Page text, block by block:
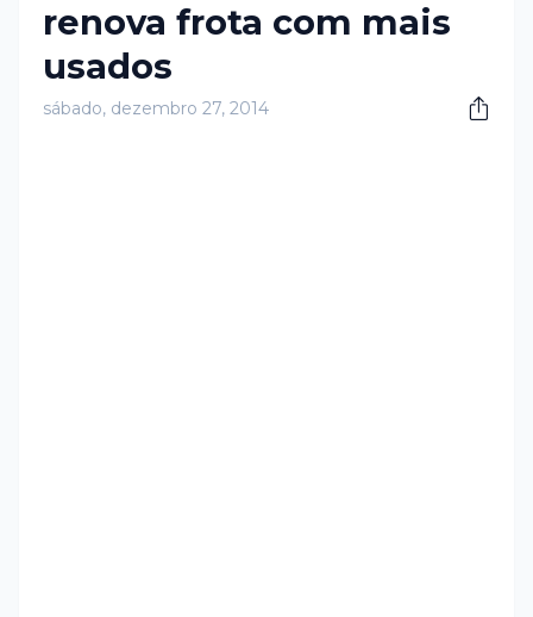
renova frota com mais
usados
sábado, dezembro 27, 2014